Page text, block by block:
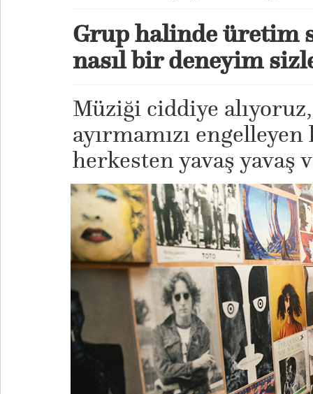
Grup halinde üretim
nasıl bir deneyim
Müziği ciddiye
ayırmamızı
herkesten yavaş yavaş